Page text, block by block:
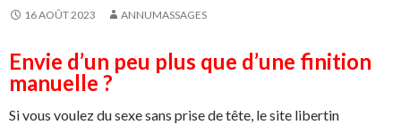
16 AOÛT 2023 ANNUMASSAGES
Envie d’un peu plus que d’une finition
manuelle ?
Si vous voulez du sexe sans prise de tête, le site libertin